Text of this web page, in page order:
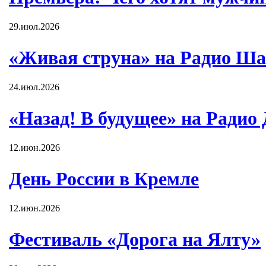
29.июл.2026
«Живая струна» на Радио
24.июл.2026
«Назад! В будущее» на Радио
12.июн.2026
День России в Кремле
12.июн.2026
Фестиваль «Дорога на Ялту»